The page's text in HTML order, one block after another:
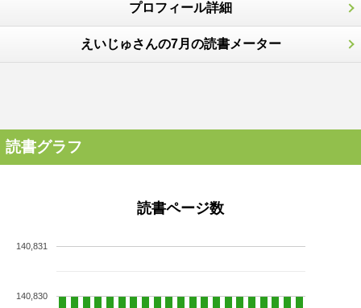
プロフィール詳細
えいじゅさんの7月の読書メーター
読書グラフ
読書ページ数
140,830
140,831